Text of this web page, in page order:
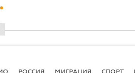
РОССИЯ МИГРАЦИЯ СПОРТ